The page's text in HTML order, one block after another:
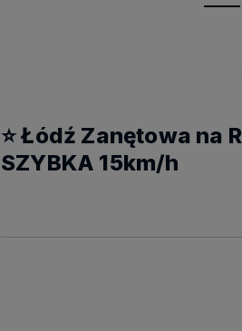
⭐ Łódź Zanętowa na
SZYBKA 15km/h